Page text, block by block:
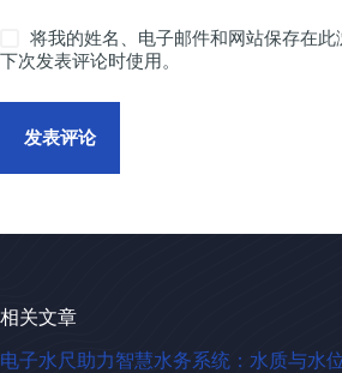
将我的姓名、电子邮件和网站保存在此
下次发表评论时使用。
发表评论
相关文章
电子水尺助力智慧水务系统：水质与水